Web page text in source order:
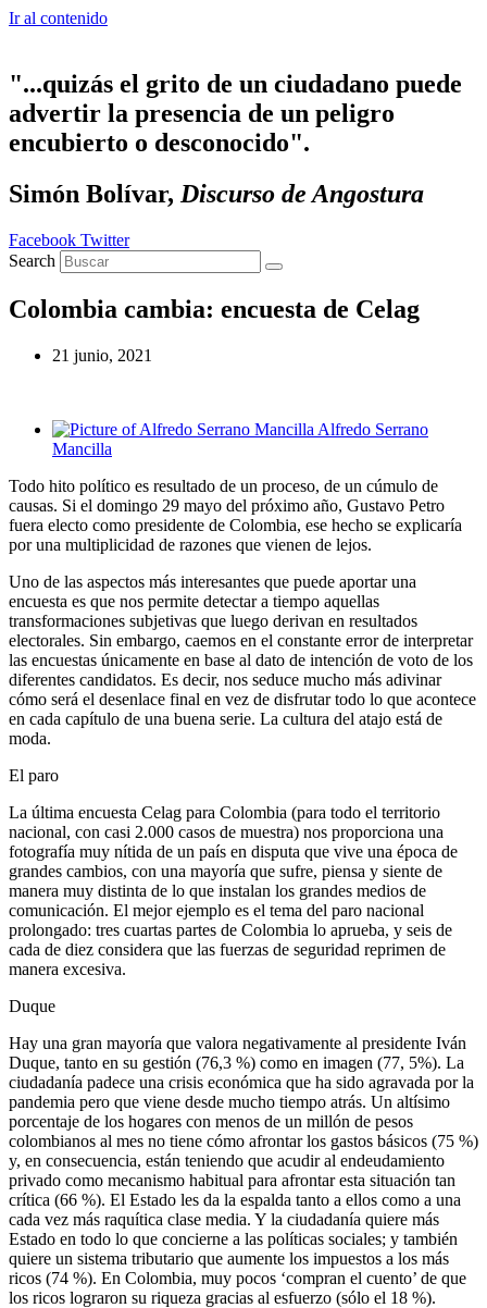
Ir al contenido
"...quizás el grito de un ciudadano puede
advertir la presencia de un peligro
encubierto o desconocido".
Simón Bolívar, Discurso de Angostura
Facebook Twitter
Search
Colombia cambia: encuesta de Celag
21 junio, 2021
Alfredo Serrano
Mancilla
Todo hito político es resultado de un proceso, de un cúmulo de
causas. Si el domingo 29 mayo del próximo año, Gustavo Petro
fuera electo como presidente de Colombia, ese hecho se explicaría
por una multiplicidad de razones que vienen de lejos.
Uno de las aspectos más interesantes que puede aportar una
encuesta es que nos permite detectar a tiempo aquellas
transformaciones subjetivas que luego derivan en resultados
electorales. Sin embargo, caemos en el constante error de interpretar
las encuestas únicamente en base al dato de intención de voto de los
diferentes candidatos. Es decir, nos seduce mucho más adivinar
cómo será el desenlace final en vez de disfrutar todo lo que acontece
en cada capítulo de una buena serie. La cultura del atajo está de
moda.
El paro
La última encuesta Celag para Colombia (para todo el territorio
nacional, con casi 2.000 casos de muestra) nos proporciona una
fotografía muy nítida de un país en disputa que vive una época de
grandes cambios, con una mayoría que sufre, piensa y siente de
manera muy distinta de lo que instalan los grandes medios de
comunicación. El mejor ejemplo es el tema del paro nacional
prolongado: tres cuartas partes de Colombia lo aprueba, y seis de
cada de diez considera que las fuerzas de seguridad reprimen de
manera excesiva.
Duque
Hay una gran mayoría que valora negativamente al presidente Iván
Duque, tanto en su gestión (76,3 %) como en imagen (77, 5%). La
ciudadanía padece una crisis económica que ha sido agravada por la
pandemia pero que viene desde mucho tiempo atrás. Un altísimo
porcentaje de los hogares con menos de un millón de pesos
colombianos al mes no tiene cómo afrontar los gastos básicos (75 %)
y, en consecuencia, están teniendo que acudir al endeudamiento
privado como mecanismo habitual para afrontar esta situación tan
crítica (66 %). El Estado les da la espalda tanto a ellos como a una
cada vez más raquítica clase media. Y la ciudadanía quiere más
Estado en todo lo que concierne a las políticas sociales; y también
quiere un sistema tributario que aumente los impuestos a los más
ricos (74 %). En Colombia, muy pocos ‘compran el cuento’ de que
los ricos lograron su riqueza gracias al esfuerzo (sólo el 18 %).